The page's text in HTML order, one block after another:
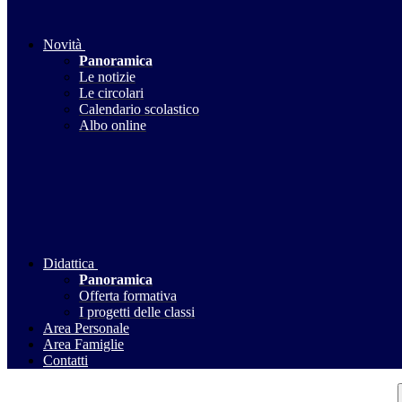
Novità
Panoramica
Le notizie
Le circolari
Calendario scolastico
Albo online
Didattica
Panoramica
Offerta formativa
I progetti delle classi
Area Personale
Area Famiglie
Contatti